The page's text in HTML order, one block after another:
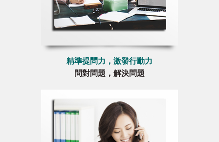
精準提問力，激發行動力
問對問題，解決問題